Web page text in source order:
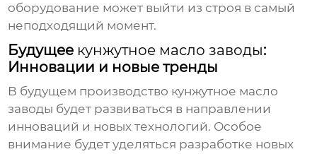
оборудование может выйти из строя в самый
неподходящий момент.
Будущее кунжутное масло заводы:
Инновации и новые тренды
В будущем производство кунжутное масло
заводы будет развиваться в направлении
инноваций и новых технологий. Особое
внимание будет уделяться разработке новых